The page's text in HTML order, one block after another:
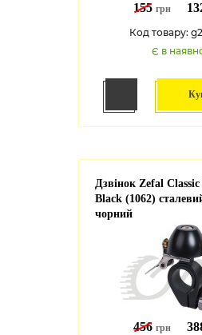
155 грн
Код товару:
Є в
Дзвінок Zefal
Black (1062)
чорний
456 грн